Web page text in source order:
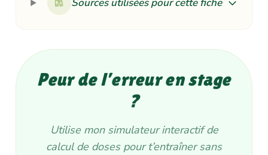
Sources utilisées pour cette fiche
Peur de l’erreur en stage
?
Utilise mon simulateur interactif de
calcul de doses pour t’entraîner sans